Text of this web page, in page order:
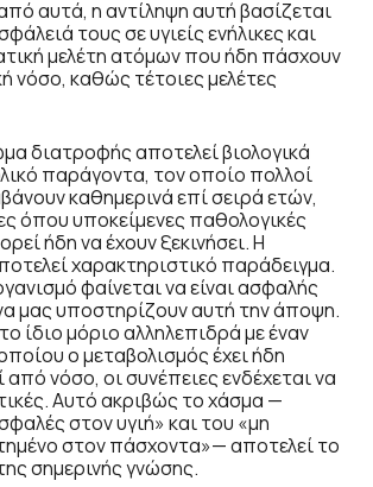
αυτά, η αντίληψη αυτή βασίζεται
τους σε υγιείς ενήλικες και
μελέτη ατόμων που ήδη πάσχουν
νόσο, καθώς τέτοιες μελέτες
διατροφής αποτελεί βιολογικά
παράγοντα, τον οποίο πολλοί
καθημερινά επί σειρά ετών,
όπου υποκείμενες παθολογικές
ήδη να έχουν ξεκινήσει. Η
χαρακτηριστικό παράδειγμα.
φαίνεται να είναι ασφαλής
μας υποστηρίζουν αυτή την άποψη.
ίδιο μόριο αλληλεπιδρά με έναν
ο μεταβολισμός έχει ήδη
νόσο, οι συνέπειες ενδέχεται να
Αυτό ακριβώς το χάσμα —
στον υγιή» και του «μη
στον πάσχοντα»— αποτελεί το
σημερινής γνώσης.